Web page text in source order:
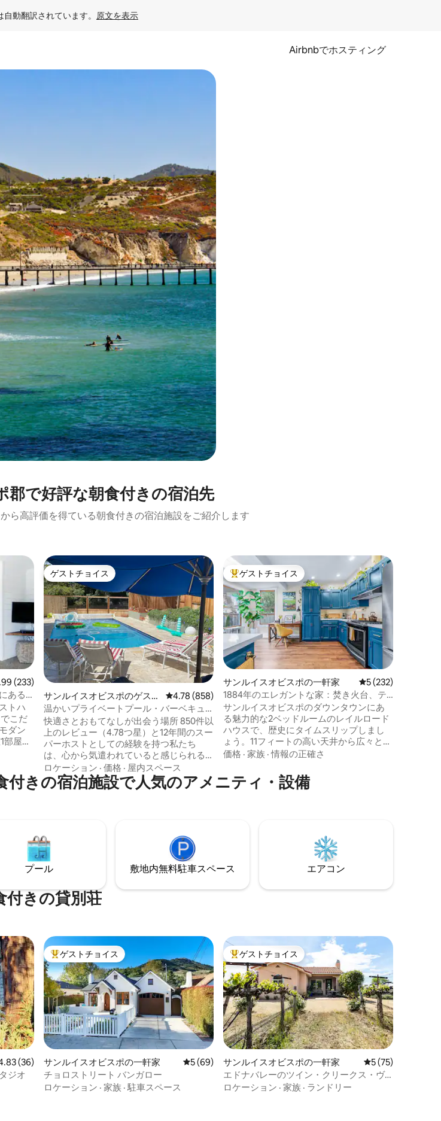
動翻訳されています。 原文を表示
Airbnbでホスティング
たはスワイプして検索結果を確認することができます。
郡で好評な朝食付きの宿泊先
ら高評価を得ている朝食付きの宿泊施設をご紹介します
ュー233件、5つ星中4.99つ星の平均評価
(233)
ある
な休
トハ
ダン
ィ・
衛星
ま
きま
しま
不可
用意
、必
レイ
お問
ス
用意
ま
木々
ダウ
イウ
ゲストチョイス
ゲストチョイス
サンルイスオビスポのゲスト
スイート
レビュー858件、5つ星中4.78つ星の平均評価
4.78 (858)
温かいプライベートプール・バーベキュ
ー・キッチン。6名様まで宿泊可・ベッド
3台
快適さとおもてなしが出会う場所 850件以
上のレビュー（4.78つ星）と12年間のスー
パーホストとしての経験を持つ私たち
は、心から気遣われていると感じられる
滞在を提供することに注力しています。
ゲストはワイン、チーズ、新鮮なペスト
リー、そして朝食のお気に入りが詰まっ
クスしやすく、帰りたくないと思ってし
まいます。温かい季節のプールとリラッ
クスできるパティオへの専用入り口があ
り、設備の整った広々としたバスルーム
ーンベッド3台と布団で5名様以上がご宿
泊いただけます。
ロケーション · 価格 · 屋内スペース
大好評のゲストチョイスです。
ゲストチョイス
サンルイスオビスポの一軒家 レビュー232件、5
5 (232)
1884年のエレガントな家：焚き火台、テ
スラテック、DT近く
サンルイスオビスポのダウンタウンにあ
る魅力的な2ベッドルームのレイルロード
ハウスで、歴史にタイムスリップしまし
ょう。11フィートの高い天井から広々とし
たキッチンまで、保存された伝統をお楽
ルのマットレスで贅沢に眠りましょう。
裏庭のファイヤーピットのそばでリラッ
でにないSLOの魅力を体験してください。
旅行計画を立てるにはメッセージをお送
りください！
価格 · 家族 ·情報の正確さ
きの宿泊施設で人気のアメニティ・設備
プール 敷地内無料駐⁠車ス⁠ペ⁠ー⁠ス エアコン
付きの貸別荘
ュー36件、5つ星中4.83つ星の平均評価
(36)
ジオ
大好評のゲストチョイスです。
ゲストチョイス
サンルイスオビスポの一軒家 レビュー69件、5つ星中5つ星の平均評価
5 (69)
チョロストリート バンガロー
ロケーション · 家族 ·駐車スペース
大好評のゲストチョイスです。
ゲストチョイス
サンルイスオビスポの一軒家 レビュー75件、5
5 (75)
エドナバレーのツイン・クリークス・ヴ
ィンヤードにある魅力的な小さな家
ロケーション · 家族 · ランドリー